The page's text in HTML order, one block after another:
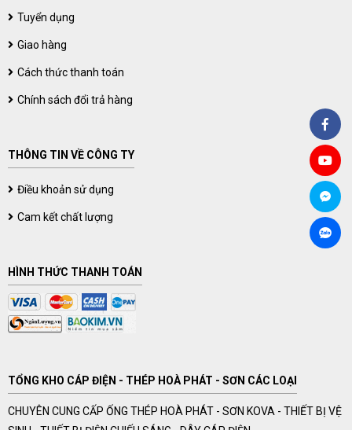
Tuyển dụng
Giao hàng
Cách thức thanh toán
Chính sách đổi trả hàng
THÔNG TIN VỀ CÔNG TY
Điều khoản sử dụng
Cam kết chất lượng
HÌNH THỨC THANH TOÁN
TỔNG KHO CÁP ĐIỆN - THÉP HOÀ PHÁT - SƠN CÁC LOẠI
CHUYÊN CUNG CẤP ỐNG THÉP HOÀ PHÁT - SƠN KOVA - THIẾT BỊ VỆ